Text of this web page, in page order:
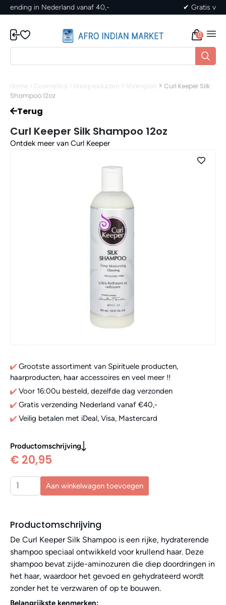
✔ Gratis verzending in Nederland vanaf 40,-
0
Home > Cosmetica > Haarproducten > Shampoo > Curl Keeper Silk
Shampoo 12oz
Terug
Curl Keeper Silk Shampoo 12oz
Ontdek meer van Curl Keeper
Grootste assortiment van Spirituele producten,
haarproducten, haar accessoires en veel meer !!
Voor 16:00u besteld, dezelfde dag verzonden
Gratis verzending Nederland vanaf €40,-
Veilig betalen met iDeal, Visa, Mastercard
Productomschrijving
€ 20,95
Aan winkelwagen toevoegen
Productomschrijving
De Curl Keeper Silk Shampoo is een rijke, hydraterende
shampoo speciaal ontwikkeld voor krullend haar. Deze
shampoo bevat zijde-aminozuren die diep doordringen in
het haar, waardoor het gevoed en gehydrateerd wordt
zonder het te verzwaren of op te bouwen.
Belangrijkste kenmerken: